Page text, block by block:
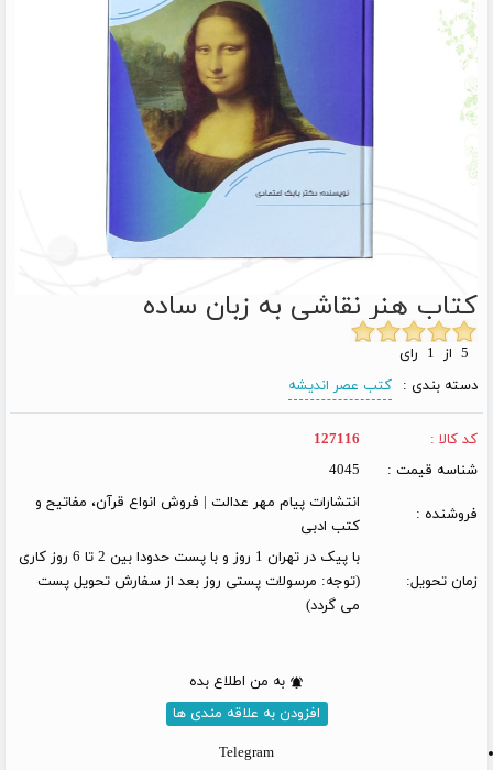
کتاب هنر نقاشی به زبان ساده
دسته بندی :
کتب عصر اندیشه
کد کالا :
127116
شناسه قیمت :
4045
فروشنده :
انتشارات پیام مهر عدالت | فروش انواع قرآن، مفاتیح و
کتب ادبی
زمان تحویل:
با پیک در تهران 1 روز و با پست حدودا بین 2 تا 6 روز کاری
(توجه: مرسولات پستی روز بعد از سفارش تحویل پست
می گردد)
به من اطلاع بده
افزودن به علاقه مندی ها
Telegram